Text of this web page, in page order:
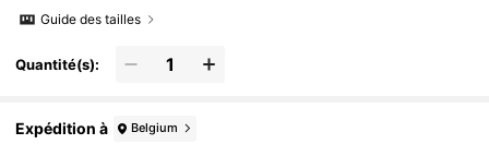
Guide des tailles
Quantité(s):
Expédition à Belgium